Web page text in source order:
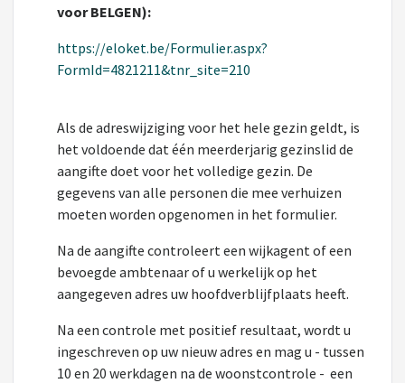
voor BELGEN):
https://eloket.be/Formulier.aspx?
FormId=4821211&tnr_site=210
Als de adreswijziging voor het hele gezin geldt, is
het voldoende dat één meerderjarig gezinslid de
aangifte doet voor het volledige gezin. De
gegevens van alle personen die mee verhuizen
moeten worden opgenomen in het formulier.
Na de aangifte controleert een wijkagent of een
bevoegde ambtenaar of u werkelijk op het
aangegeven adres uw hoofdverblijfplaats heeft.
Na een controle met positief resultaat, wordt u
ingeschreven op uw nieuw adres en mag u - tussen
10 en 20 werkdagen na de woonstcontrole - een